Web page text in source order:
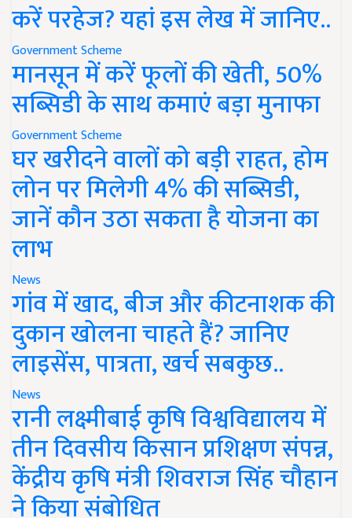
करें परहेज? यहां इस लेख में जानिए..
Government Scheme
मानसून में करें फूलों की खेती, 50%
सब्सिडी के साथ कमाएं बड़ा मुनाफा
Government Scheme
घर खरीदने वालों को बड़ी राहत, होम
लोन पर मिलेगी 4% की सब्सिडी,
जानें कौन उठा सकता है योजना का
लाभ
News
गांव में खाद, बीज और कीटनाशक की
दुकान खोलना चाहते हैं? जानिए
लाइसेंस, पात्रता, खर्च सबकुछ..
News
रानी लक्ष्मीबाई कृषि विश्वविद्यालय में
तीन दिवसीय किसान प्रशिक्षण संपन्न,
केंद्रीय कृषि मंत्री शिवराज सिंह चौहान
ने किया संबोधित